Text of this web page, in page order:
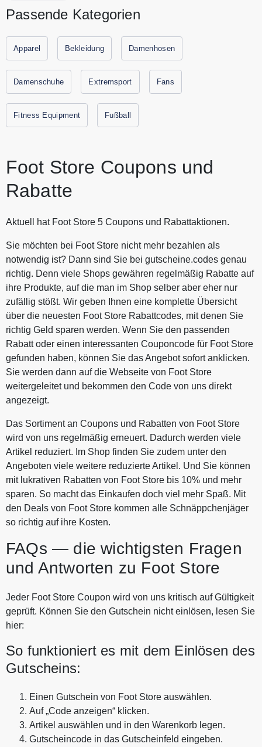
Fußballschuhen und Bällen. Entdecke bei Foot Store
Balance zum günstigen Preis. Spare jetzt durch
Gutscheine.codes mit den aktuellen Gutscheinen und
Rabattaktionen von Foot Store.
Passende Kategorien
Apparel Bekleidung Damenhosen
Damenschuhe Extremsport Fans
Fitness Equipment Fußball
Foot Store Coupons und
Rabatte
Aktuell hat Foot Store 5 Coupons und Rabattaktionen.
Sie möchten bei Foot Store nicht mehr bezahlen als
notwendig ist? Dann sind Sie bei gutscheine.codes genau
richtig. Denn viele Shops gewähren regelmäßig Rabatte auf
ihre Produkte, auf die man im Shop selber aber eher nur
zufällig stößt. Wir geben Ihnen eine komplette Übersicht
über die neuesten Foot Store Rabattcodes, mit denen Sie
richtig Geld sparen werden. Wenn Sie den passenden
Rabatt oder einen interessanten Couponcode für Foot Store
gefunden haben, können Sie das Angebot sofort anklicken.
Sie werden dann auf die Webseite von Foot Store
weitergeleitet und bekommen den Code von uns direkt
angezeigt.
Das Sortiment an Coupons und Rabatten von Foot Store
wird von uns regelmäßig erneuert. Dadurch werden viele
Artikel reduziert. Im Shop finden Sie zudem unter den
Angeboten viele weitere reduzierte Artikel. Und Sie können
mit lukrativen Rabatten von Foot Store bis 10% und mehr
sparen. So macht das Einkaufen doch viel mehr Spaß. Mit
den Deals von Foot Store kommen alle Schnäppchenjäger
so richtig auf ihre Kosten.
FAQs — die wichtigsten Fragen
und Antworten zu Foot Store
Jeder Foot Store Coupon wird von uns kritisch auf Gültigkeit
geprüft. Können Sie den Gutschein nicht einlösen, lesen Sie
hier:
So funktioniert es mit dem Einlösen des
Gutscheins:
Einen Gutschein von Foot Store auswählen.
Auf „Code anzeigen“ klicken.
Artikel auswählen und in den Warenkorb legen.
Gutscheincode in das Gutscheinfeld eingeben.